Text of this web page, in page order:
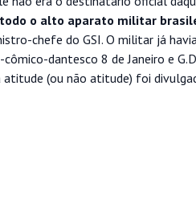
o alto aparato militar
chefe do GSI. O militar já
dantesco 8 de Janeiro e
(ou não atitude) foi